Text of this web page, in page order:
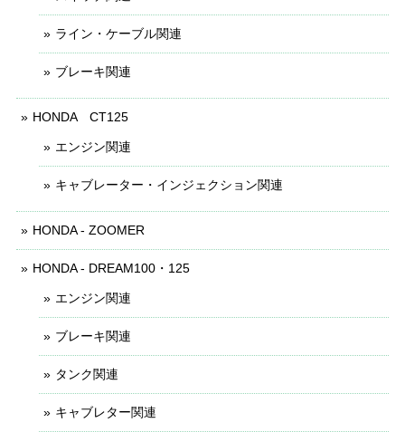
ライン・ケーブル関連
ブレーキ関連
HONDA CT125
エンジン関連
キャブレーター・インジェクション関連
HONDA - ZOOMER
HONDA - DREAM100・125
エンジン関連
ブレーキ関連
タンク関連
キャブレター関連